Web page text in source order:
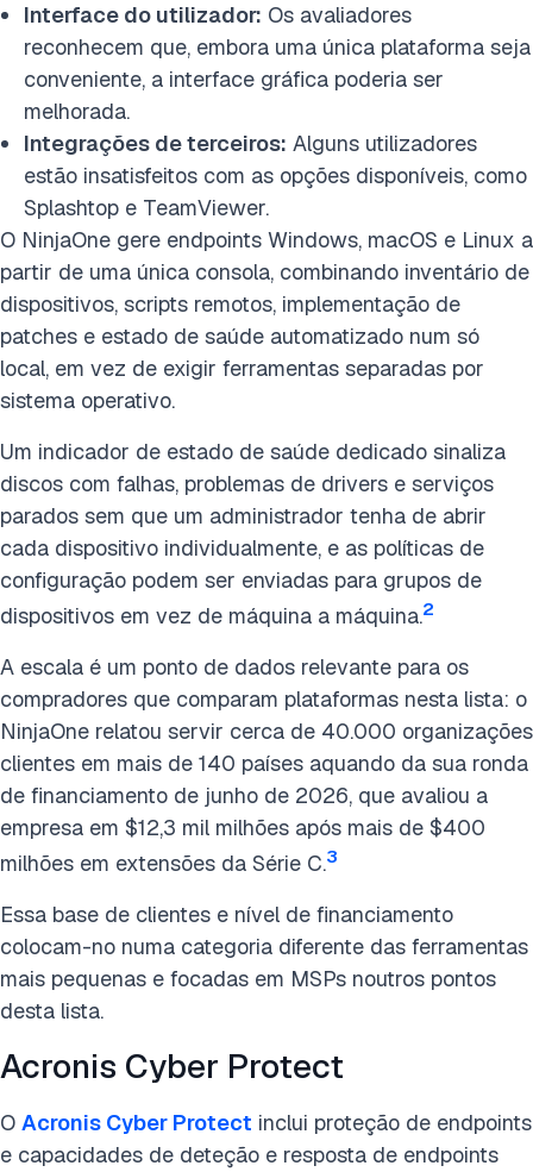
Interface do utilizador: Os avaliadores
reconhecem que, embora uma única plataforma seja
conveniente, a interface gráfica poderia ser
melhorada.
Integrações de terceiros: Alguns utilizadores
estão insatisfeitos com as opções disponíveis, como
Splashtop e TeamViewer.
O NinjaOne gere endpoints Windows, macOS e Linux a
partir de uma única consola, combinando inventário de
dispositivos, scripts remotos, implementação de
patches e estado de saúde automatizado num só
local, em vez de exigir ferramentas separadas por
sistema operativo.
Um indicador de estado de saúde dedicado sinaliza
discos com falhas, problemas de drivers e serviços
parados sem que um administrador tenha de abrir
cada dispositivo individualmente, e as políticas de
configuração podem ser enviadas para grupos de
dispositivos em vez de máquina a máquina.2
A escala é um ponto de dados relevante para os
compradores que comparam plataformas nesta lista: o
NinjaOne relatou servir cerca de 40.000 organizações
clientes em mais de 140 países aquando da sua ronda
de financiamento de junho de 2026, que avaliou a
empresa em $12,3 mil milhões após mais de $400
milhões em extensões da Série C.3
Essa base de clientes e nível de financiamento
colocam-no numa categoria diferente das ferramentas
mais pequenas e focadas em MSPs noutros pontos
desta lista.
Acronis Cyber Protect
O Acronis Cyber Protect inclui proteção de endpoints
e capacidades de deteção e resposta de endpoints